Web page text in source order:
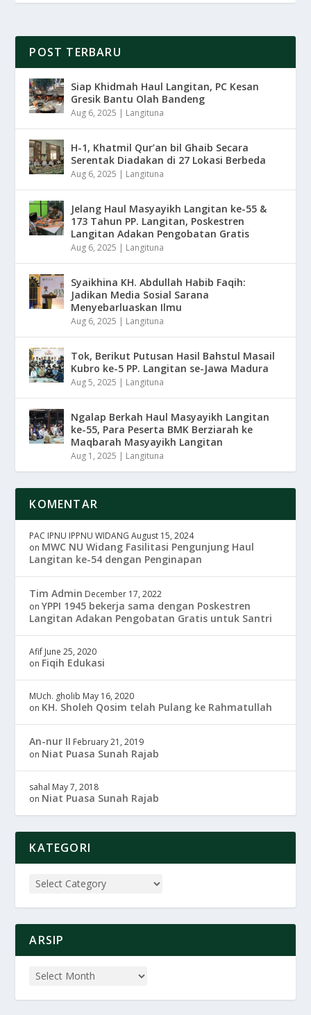
POST TERBARU
Siap Khidmah Haul Langitan, PC Kesan
Gresik Bantu Olah Bandeng
Aug 6, 2025 | Langituna
H-1, Khatmil Qur’an bil Ghaib Secara
Serentak Diadakan di 27 Lokasi Berbeda
Aug 6, 2025 | Langituna
Jelang Haul Masyayikh Langitan ke-55 &
173 Tahun PP. Langitan, Poskestren
Langitan Adakan Pengobatan Gratis
Aug 6, 2025 | Langituna
Syaikhina KH. Abdullah Habib Faqih:
Jadikan Media Sosial Sarana
Menyebarluaskan Ilmu
Aug 6, 2025 | Langituna
Tok, Berikut Putusan Hasil Bahstul Masail
Kubro ke-5 PP. Langitan se-Jawa Madura
Aug 5, 2025 | Langituna
Ngalap Berkah Haul Masyayikh Langitan
ke-55, Para Peserta BMK Berziarah ke
Maqbarah Masyayikh Langitan
Aug 1, 2025 | Langituna
KOMENTAR
PAC IPNU IPPNU WIDANG August 15, 2024
on MWC NU Widang Fasilitasi Pengunjung Haul
Langitan ke-54 dengan Penginapan
Tim Admin December 17, 2022
onYPPI 1945 bekerja sama dengan Poskestren
Langitan Adakan Pengobatan Gratis untuk Santri
Afif June 25, 2020
on Fiqih Edukasi
MUch. gholib May 16, 2020
on KH. Sholeh Qosim telah Pulang ke Rahmatullah
An-nur II February 21, 2019
on Niat Puasa Sunah Rajab
sahal May 7, 2018
on Niat Puasa Sunah Rajab
KATEGORI
ARSIP